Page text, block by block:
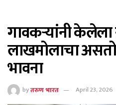
गावकऱ्यांनी
लाखमोलाचा असतो
भावना
byतरुण भारत April 23, 2026